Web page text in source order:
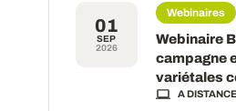
01
SEP
2026
Webinaires
Webinaire
campagne
variétales
A DISTANCE